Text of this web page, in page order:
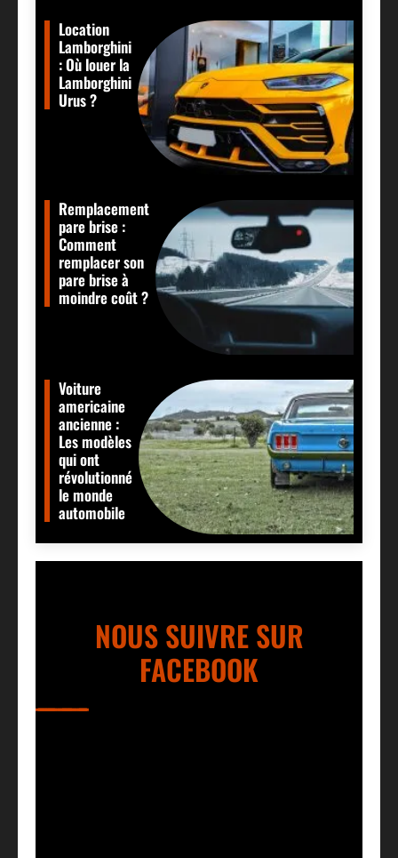
Location
Lamborghini
: Où louer la
Lamborghini
Urus ?
Remplacement
pare brise :
Comment
remplacer son
pare brise à
moindre coût ?
Voiture
americaine
ancienne :
Les modèles
qui ont
révolutionné
le monde
automobile
NOUS SUIVRE SUR
FACEBOOK